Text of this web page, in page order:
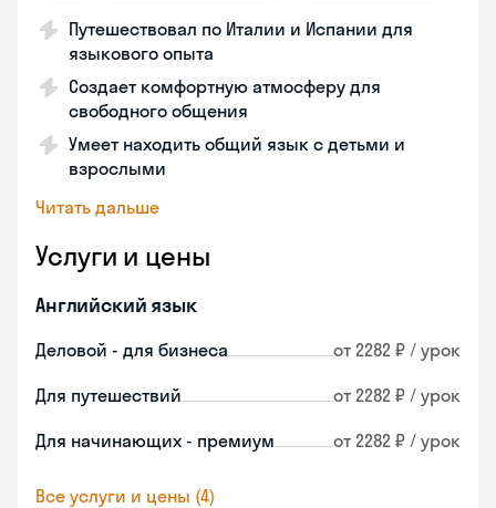
Путешествовал по Италии и Испании для
языкового опыта
Создает комфортную атмосферу для
свободного общения
Умеет находить общий язык с детьми и
взрослыми
Читать дальше
Услуги и цены
Английский язык
Деловой - для бизнеса от 2282 ₽ / урок
Для путешествий от 2282 ₽ / урок
Для начинающих - премиум от 2282 ₽ / урок
Все услуги и цены (4)